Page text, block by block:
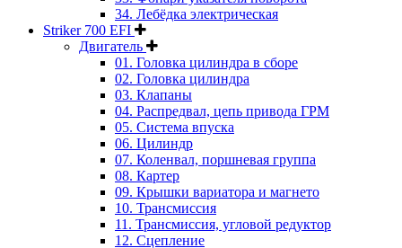
34. Лебёдка электрическая
Striker 700 EFI
Двигатель
01. Головка цилиндра в сборе
02. Головка цилиндра
03. Клапаны
04. Распредвал, цепь привода ГРМ
05. Система впуска
06. Цилиндр
07. Коленвал, поршневая группа
08. Картер
09. Крышки вариатора и магнето
10. Трансмиссия
11. Трансмиссия, угловой редуктор
12. Сцепление